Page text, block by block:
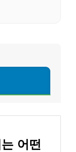
어떤